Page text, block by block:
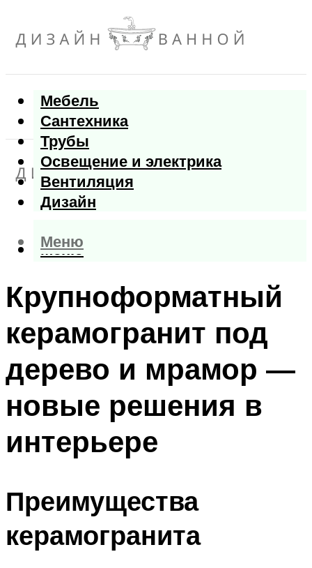
Мебель
Сантехника
Трубы
Освещение и электрика
Вентиляция
Дизайн
Меню
Меню
Крупноформатный
керамогранит под
дерево и мрамор —
новые решения в
интерьере
Преимущества
керамогранита